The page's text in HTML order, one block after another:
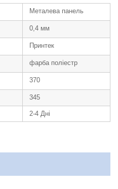
Металева панель
0,4 мм
Принтек
фарба поліестр
370
345
2-4 Дні